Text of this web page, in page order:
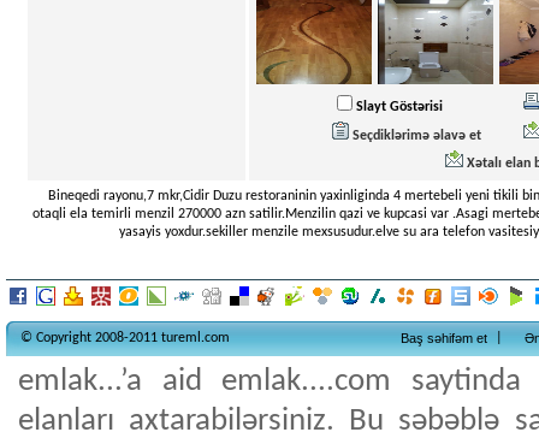
Slayt Göstərisi
Seçdiklərimə əlavə et
Xətalı elan
Bineqedi rayonu,7 mkr,Cidir Duzu restoraninin yaxinliginda 4 mertebeli yeni tikili
otaqli ela temirli menzil 270000 azn satilir.Menzilin qazi ve kupcasi var .Asagi
yasayis yoxdur.sekiller menzile mexsusudur.elve su ara telefon
© Copyright 2008-2011 tureml.com Baş səhifəm et
emlak...’a aid emlak....com
elanları axtarabilərsiniz. Bu səbəblə